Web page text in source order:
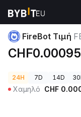
Τιμές
FireBot Τιμή
24H 7D 14D
Χαμηλό CHF